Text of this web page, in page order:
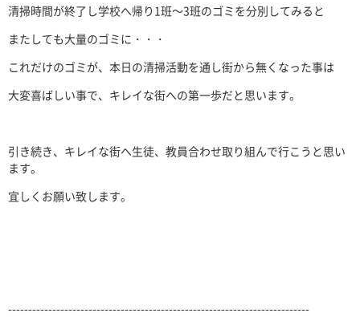
清掃時間が終了し学校へ帰り1班～3班のゴミを分別してみると
またしても大量のゴミに・・・
これだけのゴミが、本日の清掃活動を通し街から無くなった事は
大変喜ばしい事で、キレイな街への第一歩だと思います。
引き続き、キレイな街へ生徒、教員合わせ取り組んで行こうと思い
ます。
宜しくお願い致します。
---------------------------------------------------------------------------